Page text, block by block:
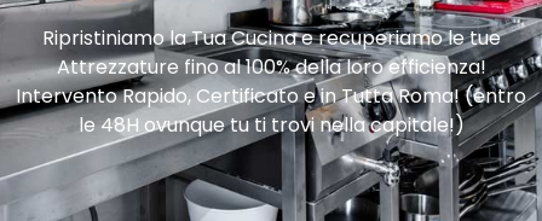
Ripristiniamo la Tua Cucina e recuperiamo le tue
Attrezzature fino al 100% della loro efficienza!
Intervento Rapido, Certificato e in Tutta Roma! (entro
le 48H ovunque tu ti trovi nella capitale!)